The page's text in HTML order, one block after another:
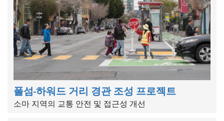
폴섬-하워드 거리 경관 조성 프로젝트
소마 지역의 교통 안전 및 접근성 개선